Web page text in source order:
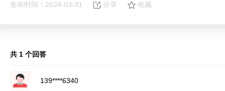
发布时间：2024-03-31 分享 收藏
共 1 个回答
139****6340